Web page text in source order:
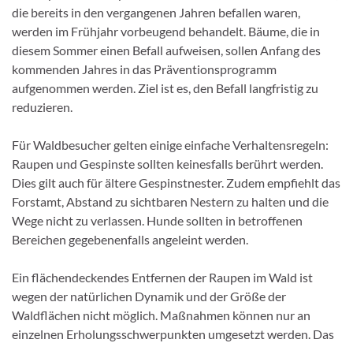
die bereits in den vergangenen Jahren befallen waren,
werden im Frühjahr vorbeugend behandelt. Bäume, die in
diesem Sommer einen Befall aufweisen, sollen Anfang des
kommenden Jahres in das Präventionsprogramm
aufgenommen werden. Ziel ist es, den Befall langfristig zu
reduzieren.
Für Waldbesucher gelten einige einfache Verhaltensregeln:
Raupen und Gespinste sollten keinesfalls berührt werden.
Dies gilt auch für ältere Gespinstnester. Zudem empfiehlt das
Forstamt, Abstand zu sichtbaren Nestern zu halten und die
Wege nicht zu verlassen. Hunde sollten in betroffenen
Bereichen gegebenenfalls angeleint werden.
Ein flächendeckendes Entfernen der Raupen im Wald ist
wegen der natürlichen Dynamik und der Größe der
Waldflächen nicht möglich. Maßnahmen können nur an
einzelnen Erholungsschwerpunkten umgesetzt werden. Das